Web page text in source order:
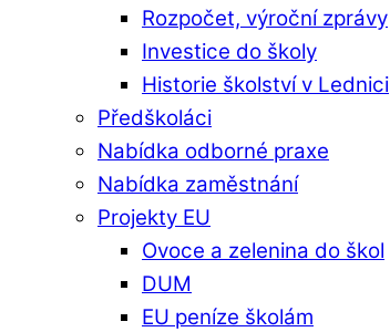
Rozpočet, výroční zprávy
Investice do školy
Historie školství v Lednici
Předškoláci
Nabídka odborné praxe
Nabídka zaměstnání
Projekty EU
Ovoce a zelenina do škol
DUM
EU peníze školám